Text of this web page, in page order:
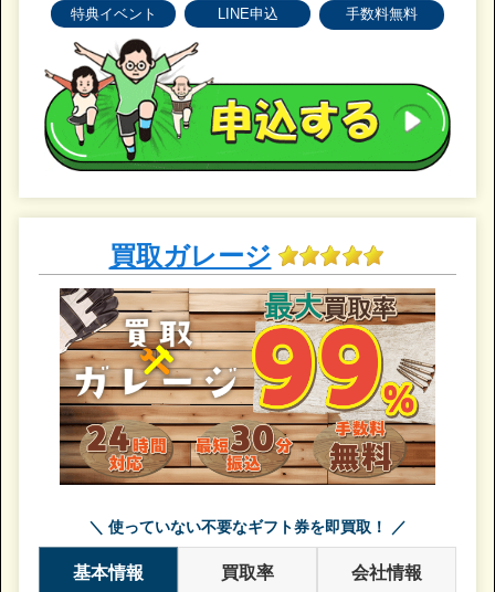
特典イベント
LINE申込 手数料無料
買取ガレージ
＼ 使っていない不要なギフト券を即買取！ ／
基本情報 買取率 会社情報